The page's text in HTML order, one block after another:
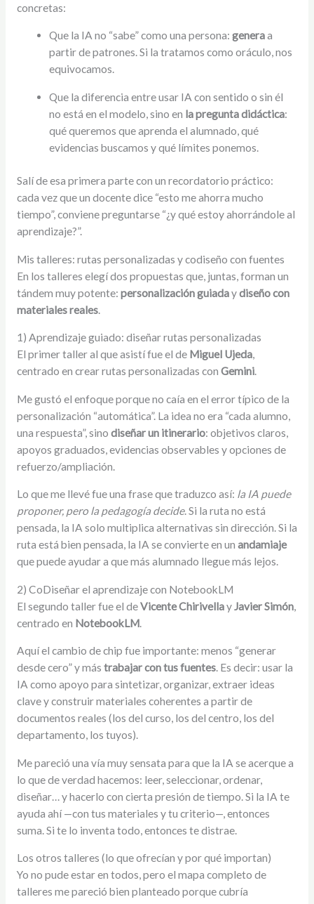
concretas:
Que la IA no “sabe” como una persona:generaa
partir de patrones. Si la tratamos como oráculo, nos
equivocamos.
Que la diferencia entre usar IA con sentido o sin él
no está en el modelo, sino en la pregunta didáctica:
qué queremos que aprenda el alumnado, qué
evidencias buscamos y qué límites ponemos.
Salí de esa primera parte con un recordatorio práctico:
cada vez que un docente dice “esto me ahorra mucho
tiempo”, conviene preguntarse “¿y qué estoy ahorrándole al
aprendizaje?”.
Mis talleres: rutas personalizadas y codiseño con fuentes
En los talleres elegí dos propuestas que, juntas, forman un
tándem muy potente: personalización guiadaydiseño con
materiales reales.
1) Aprendizaje guiado: diseñar rutas personalizadas
El primer taller al que asistí fue el de Miguel Ujeda,
centrado en crear rutas personalizadas con Gemini.
Me gustó el enfoque porque no caía en el error típico de la
personalización “automática”. La idea no era “cada alumno,
una respuesta”, sino diseñar un itinerario: objetivos claros,
apoyos graduados, evidencias observables y opciones de
refuerzo/ampliación.
Lo que me llevé fue una frase que traduzco así: la IA puede
proponer, pero la pedagogía decide. Si la ruta no está
pensada, la IA solo multiplica alternativas sin dirección. Si la
ruta está bien pensada, la IA se convierte en un andamiaje
que puede ayudar a que más alumnado llegue más lejos.
2) CoDiseñar el aprendizaje con NotebookLM
El segundo taller fue el deVicente Chirivellay Javier Simón,
centrado en NotebookLM.
Aquí el cambio de chip fue importante: menos “generar
desde cero” y más trabajar con tus fuentes. Es decir: usar la
IA como apoyo para sintetizar, organizar, extraer ideas
clave y construir materiales coherentes a partir de
documentos reales (los del curso, los del centro, los del
departamento, los tuyos).
Me pareció una vía muy sensata para que la IA se acerque a
lo que de verdad hacemos: leer, seleccionar, ordenar,
diseñar… y hacerlo con cierta presión de tiempo. Si la IA te
ayuda ahí —con tus materiales y tu criterio—, entonces
suma. Si te lo inventa todo, entonces te distrae.
Los otros talleres (lo que ofrecían y por qué importan)
Yo no pude estar en todos, pero el mapa completo de
talleres me pareció bien planteado porque cubría